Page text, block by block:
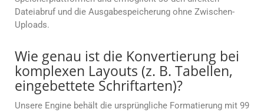
Dateiabruf und die Ausgabespeicherung ohne Zwischen-
Uploads.
Wie genau ist die Konvertierung bei
komplexen Layouts (z. B. Tabellen,
eingebettete Schriftarten)?
Unsere Engine behält die ursprüngliche Formatierung mit 99